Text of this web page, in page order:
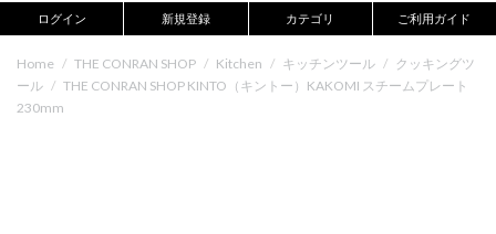
ログイン 新規登録 カテゴリ ご利用ガイド
Home / THE CONRAN SHOP / Kitchen / キッチンツール / クッキングツ
ール / THE CONRAN SHOP KINTO（キントー）KAKOMI スチームプレート
230mm